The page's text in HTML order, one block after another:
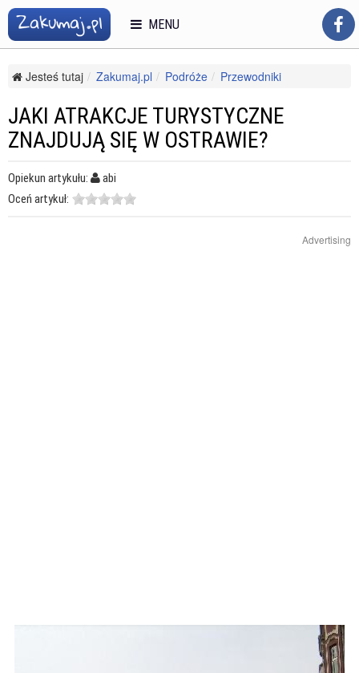
Jesteś tutaj Zakumaj.pl Podróże
Przewodniki
JAKI ATRAKCJE TURYSTYCZNE
ZNAJDUJĄ SIĘ W OSTRAWIE?
Opiekun artykułu:
abi
Oceń artykuł:
Advertising
MENU